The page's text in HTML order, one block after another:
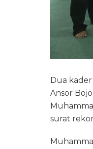
Dua
Ansor
surat